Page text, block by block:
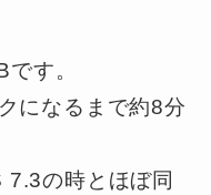
です。
になるまで約8分
の時とほぼ同